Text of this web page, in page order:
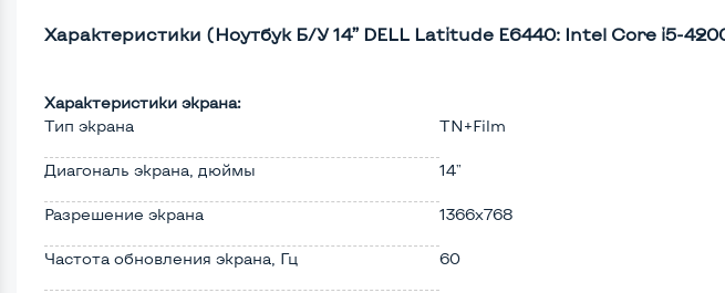
Характеристики (Ноутбук Б/У 14” DELL Latitude E6440: Intel Core i5-
Характеристики экрана:
Тип экрана
TN+Film
Диагональ экрана, дюймы 14"
Разрешение экрана 1366x768
Частота обновления экрана, Гц 60